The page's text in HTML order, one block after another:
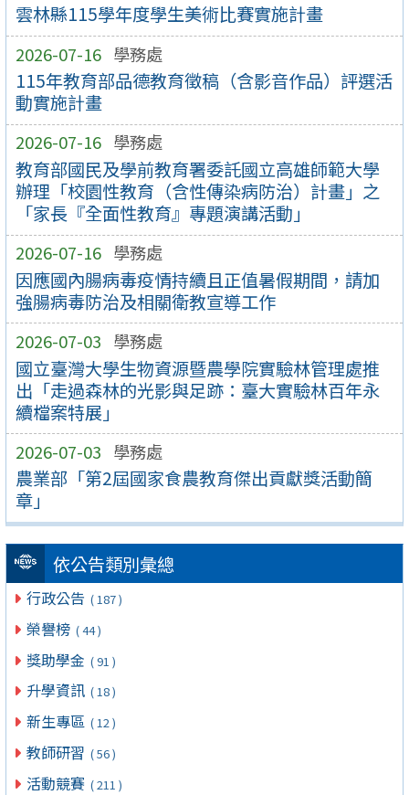
雲林縣115學年度學生美術比賽實施計畫
2026-07-16 學務處
115年教育部品德教育徵稿（含影音作品）評選活
動實施計畫
2026-07-16 學務處
教育部國民及學前教育署委託國立高雄師範大學
辦理「校園性教育（含性傳染病防治）計畫」之
「家長『全面性教育』專題演講活動」
2026-07-16 學務處
因應國內腸病毒疫情持續且正值暑假期間，請加
強腸病毒防治及相關衛教宣導工作
2026-07-03 學務處
國立臺灣大學生物資源暨農學院實驗林管理處推
出「走過森林的光影與足跡：臺大實驗林百年永
續檔案特展」
2026-07-03 學務處
農業部「第2屆國家食農教育傑出貢獻獎活動簡
章」
依公告類別彙總
行政公告 ( 187 )
榮譽榜 ( 44 )
獎助學金 ( 91 )
升學資訊 ( 18 )
新生專區 ( 12 )
教師研習 ( 56 )
活動競賽 ( 211 )